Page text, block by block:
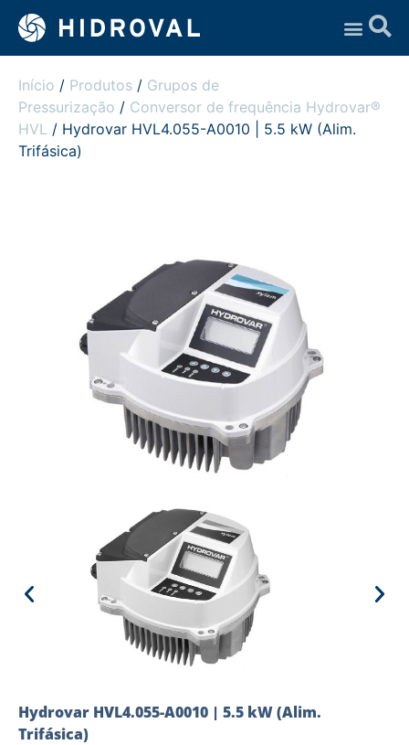
Início / Produtos / Grupos de
Pressurização / Conversor de frequência Hydrovar®
HVL / Hydrovar HVL4.055-A0010 | 5.5 kW (Alim.
Trifásica)
Hydrovar HVL4.055-A0010 | 5.5 kW (Alim.
Trifásica)